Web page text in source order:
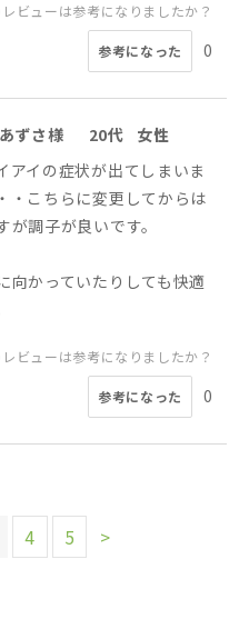
レビューは参考になりましたか？
参考になった 0
あずさ様 20代
女性
アイの症状が出てしまいま
・こちらに変更してからは
調子が良いです。
向かっていたりしても快適
レビューは参考になりましたか？
参考になった 0
4 5 >